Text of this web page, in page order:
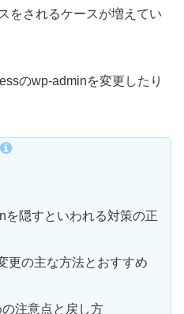
をされるケースが増えてい
のwp-adminを変更したり
を隠すといわれる対策の正
更の主な方法とおすすめ
注意点と戻し方